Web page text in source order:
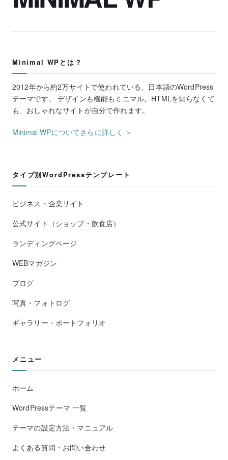
Minimal WPとは？
2012年から約2万サイトで使われている、日本語のWordPress
テーマです。 デザインも機能もミニマル。HTMLを知らなくて
も、おしゃれなサイトが自分で作れます。
Minimal WPについてさらに詳しく ＞
タイプ別WordPressテンプレート
ビジネス・企業サイト
公式サイト（ショップ・飲食店）
ランディングページ
WEBマガジン
ブログ
写真・フォトログ
ギャラリー・ポートフォリオ
メニュー
ホーム
WordPressテーマ 一覧
テーマの設定方法・マニュアル
よくある質問・お問い合わせ